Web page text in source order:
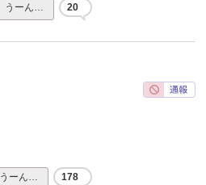
うーん… 20
うーん… 178